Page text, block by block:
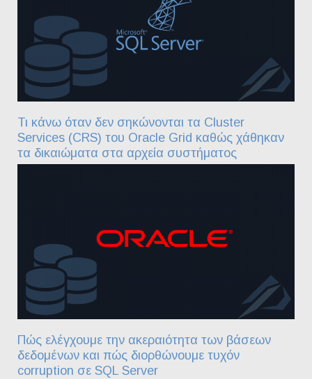
Τι κάνω όταν δεν σηκώνονται τα Cluster
Services (CRS) του Oracle Grid καθώς χάθηκαν
τα δικαιώματα στα αρχεία συστήματος
Πώς ελέγχουμε την ακεραιότητα των βάσεων
δεδομένων και πώς διορθώνουμε τυχόν
corruption σε SQL Server